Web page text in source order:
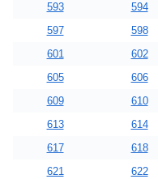
593
594
597
598
601
602
605
606
609
610
613
614
617
618
621
622